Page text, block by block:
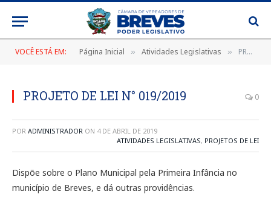
VOCÊ ESTÁ EM: Página Inicial » Atividades Legislativas » PROJETO DE LEI N° 019/2019
PROJETO DE LEI N° 019/2019 0
POR ADMINISTRADOR ON 4 DE ABRIL DE 2019
ATIVIDADES LEGISLATIVAS, PROJETOS DE LEI
Dispõe sobre o Plano Municipal pela Primeira Infância no
município de Breves, e dá outras providências.